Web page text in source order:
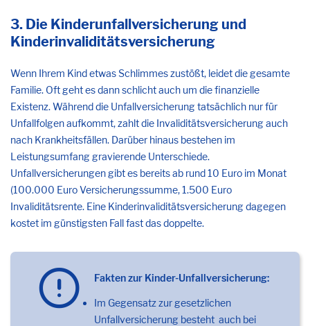
3. Die Kinderunfallversicherung und
Kinderinvaliditätsversicherung
Wenn Ihrem Kind etwas Schlimmes zustößt, leidet die gesamte
Familie. Oft geht es dann schlicht auch um die finanzielle
Existenz. Während die Unfallversicherung tatsächlich nur für
Unfallfolgen aufkommt, zahlt die Invaliditätsversicherung auch
nach Krankheitsfällen. Darüber hinaus bestehen im
Leistungsumfang gravierende Unterschiede.
Unfallversicherungen gibt es bereits ab rund 10 Euro im Monat
(100.000 Euro Versicherungssumme, 1.500 Euro
Invaliditätsrente. Eine Kinderinvaliditätsversicherung dagegen
kostet im günstigsten Fall fast das doppelte.
Fakten zur Kinder-Unfallversicherung:
Im Gegensatz zur gesetzlichen
Unfallversicherung besteht auch bei